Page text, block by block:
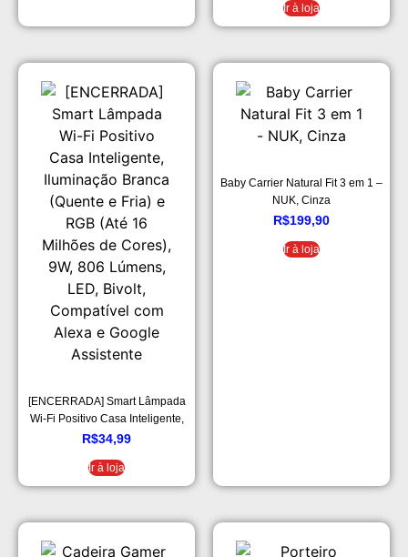
Ir à loja
[ENCERRADA] Smart Lâmpada
Wi-Fi Positivo Casa Inteligente,
Iluminação Branca (Quente e
Cores), 9W, 806 Lúmens, LED,
Bivolt, Compatível com Alexa e
R$34,99
Ir à loja
Baby Carrier Natural Fit 3 em 1 –
NUK, Cinza
R$199,90
Ir à loja